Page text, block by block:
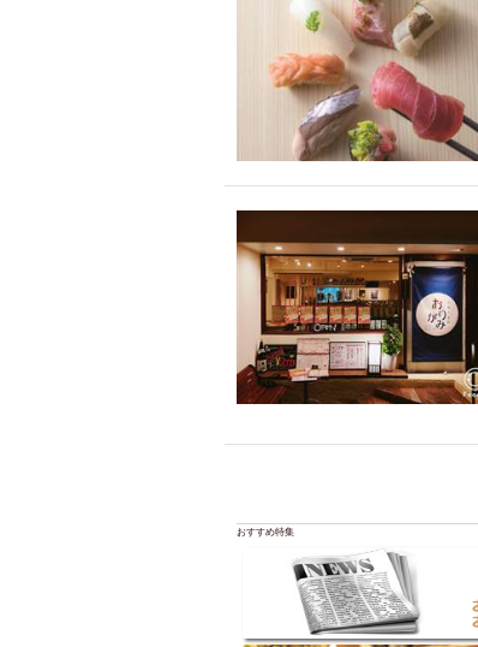
カード可
3000円台コ
アサヒスー
大部屋50名
ハッピーア
キリン一番
アレルギー
ダイエット
ソファー
ファースト
スクリーン
餃子
キ
市立病院前
綺麗orお洒
クラフトビ
おすすめ特集